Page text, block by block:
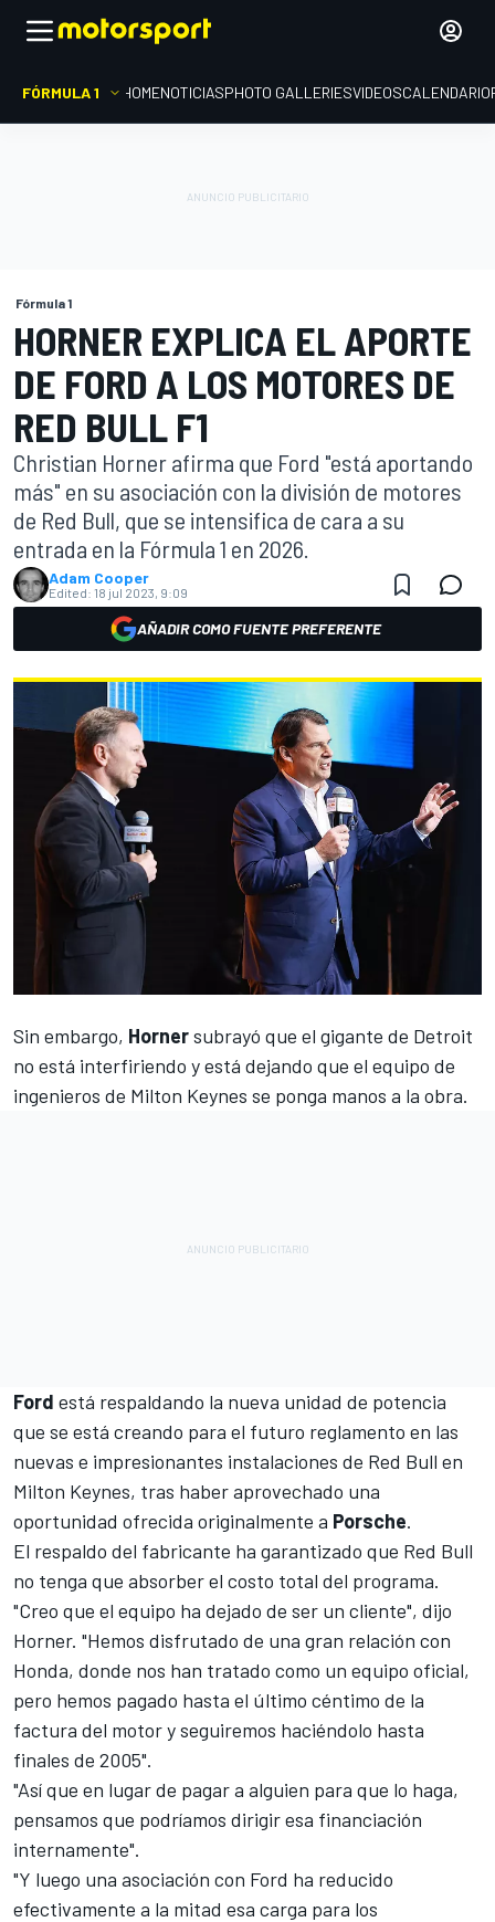
FÓRMULA 1 HOMENOTICIASPHOTO GALLERIESVIDEOSCALENDARIO
Fórmula 1
HORNER EXPLICA EL APORTE
DE FORD A LOS MOTORES DE
RED BULL F1
Christian Horner afirma que Ford "está aportando
más" en su asociación con la división de motores
de Red Bull, que se intensifica de cara a su
entrada en la Fórmula 1 en 2026.
Adam Cooper
Edited: 18 jul 2023, 9:09
AÑADIR COMO FUENTE PREFERENTE
Sin embargo, Hornersubrayó que el gigante de Detroit
no está interfiriendo y está dejando que el equipo de
ingenieros de Milton Keynes se ponga manos a la obra.
Ford está respaldando la nueva unidad de potencia
que se está creando para el futuro reglamento en las
nuevas e impresionantes instalaciones de Red Bull en
Milton Keynes, tras haber aprovechado una
oportunidad ofrecida originalmente a Porsche.
El respaldo del fabricante ha garantizado que Red Bull
no tenga que absorber el costo total del programa.
"Creo que el equipo ha dejado de ser un cliente", dijo
Horner. "Hemos disfrutado de una gran relación con
Honda, donde nos han tratado como un equipo oficial,
pero hemos pagado hasta el último céntimo de la
factura del motor y seguiremos haciéndolo hasta
finales de 2005".
"Así que en lugar de pagar a alguien para que lo haga,
pensamos que podríamos dirigir esa financiación
internamente".
"Y luego una asociación con Ford ha reducido
efectivamente a la mitad esa carga para los